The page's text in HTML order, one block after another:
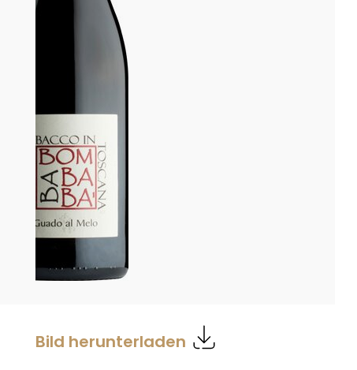
Bild herunterladen